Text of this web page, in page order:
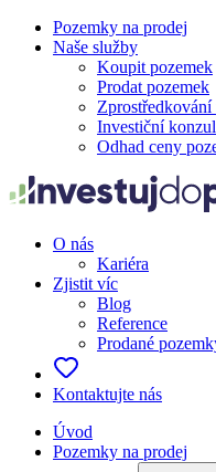
Pozemky na prodej
Naše služby
Koupit pozemek
Prodat pozemek
Zprostředkování
Investiční
Odhad ceny
O nás
Kariéra
Zjistit víc
Blog
Reference
Prodané
Kontaktujte nás
Úvod
Pozemky na prodej